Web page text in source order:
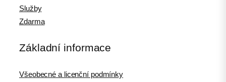
Služby
Zdarma
Základní informace
Všeobecné a licenční podmínky